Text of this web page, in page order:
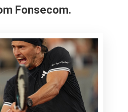
Fonsecom.